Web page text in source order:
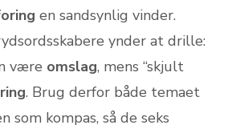
en sandsynlig vinder.
ynder at drille:
være omslag, mens “skjult
. Brug derfor både temaet
som kompas, så de seks